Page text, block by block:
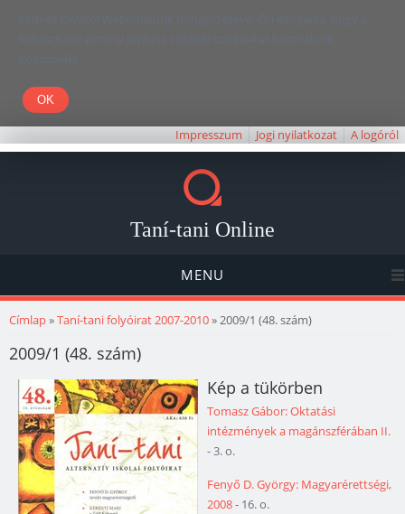
Kedves Olvasó! Weboldalunk böngészésével Ön elfogadja, hogy a
felhasználói élmény javítása céljából cookie-kat használunk.
Köszönjük!
Impresszum Jogi nyilatkozat A logóról
Taní-tani Online
MENU
Jelenlegi hely
Címlap»Taní-tani folyóirat 2007-2010» 2009/1 (48. szám)
2009/1 (48. szám)
Kép a tükörben
Tomasz Gábor: Oktatási
intézmények a magánszférában II.
- 3. o.
Fenyő D. György: Magyarérettségi,
2008- 16. o.